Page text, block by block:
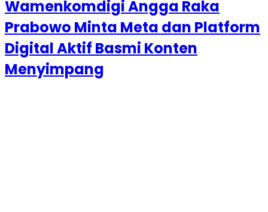
Wamenkomdigi Angga Raka
Prabowo Minta Meta dan Platform
Digital Aktif Basmi Konten
Menyimpang